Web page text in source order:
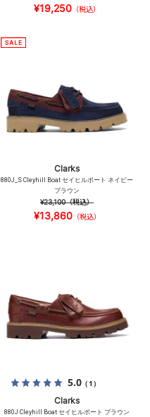
¥19,250 （税込）
Clarks
880J_S Cleyhill Boat セイヒルボート ネイビー
ブラウン
¥23,100（税込）
¥13,860（税込）
5.0（1）
Clarks
880J Cleyhill Boat セイヒルボート ブラウン